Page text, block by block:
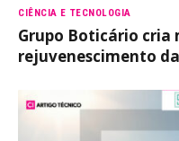
CIÊNCIA E TECNOLOGIA
Grupo Boticário cria
rejuvenescimento